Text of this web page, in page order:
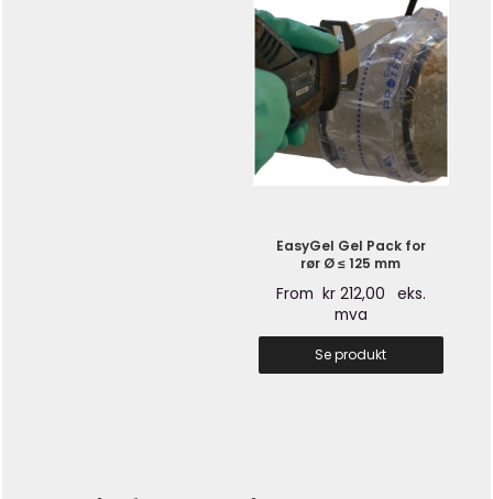
EasyGel Gel Pack for
rør Ø ≤ 125 mm
From kr212,00
eks.
mva
Se produkt